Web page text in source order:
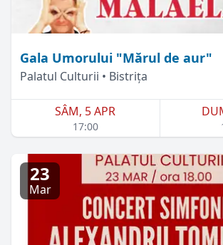
Gala Umorului "Mărul de aur"
Palatul Culturii • Bistrița
SÂM, 5 APR
17:00
23
Mar